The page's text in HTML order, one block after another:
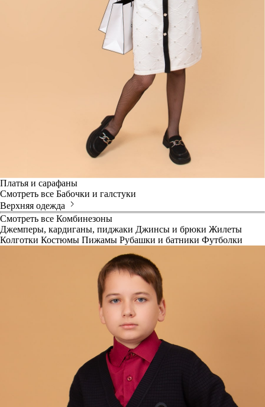
Платья и сарафаны
Смотреть все Бабочки и галстуки
Верхняя одежда
Смотреть все Комбинезоны
Джемперы, кардиганы, пиджаки Джинсы и брюки Жилеты
Колготки Костюмы Пижамы Рубашки и батники Футболки